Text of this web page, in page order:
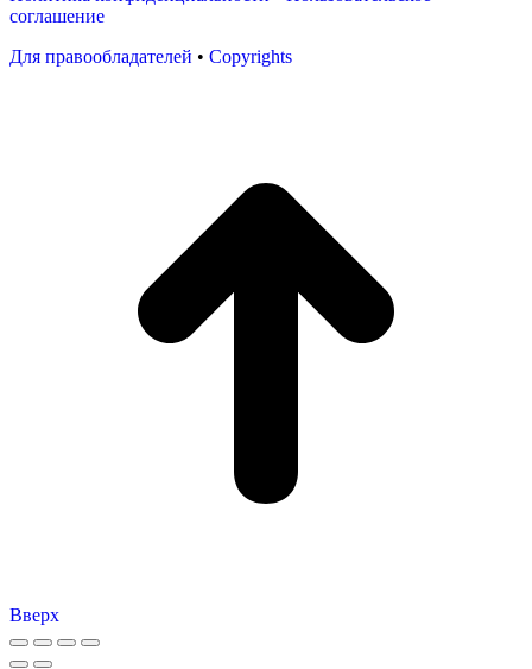
соглашение
Для правообладателей • Copyrights
Вверх